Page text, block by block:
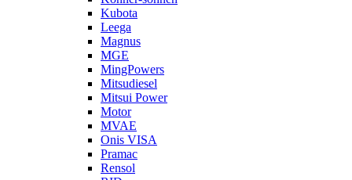
Kubota
Leega
Magnus
MGE
MingPowers
Mitsudiesel
Mitsui Power
Motor
MVAE
Onis VISA
Pramac
Rensol